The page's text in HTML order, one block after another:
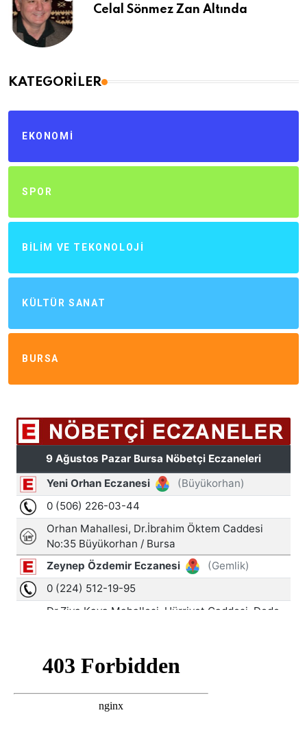
Celal Sönmez Zan Altında
KATEGORILER
EKONOMI
SPOR
BILIM VE TEKONOLOJI
KÜLTÜR SANAT
BURSA